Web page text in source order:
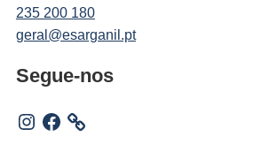
235 200 180
geral@esarganil.pt
Segue-nos
Instagram
Facebook